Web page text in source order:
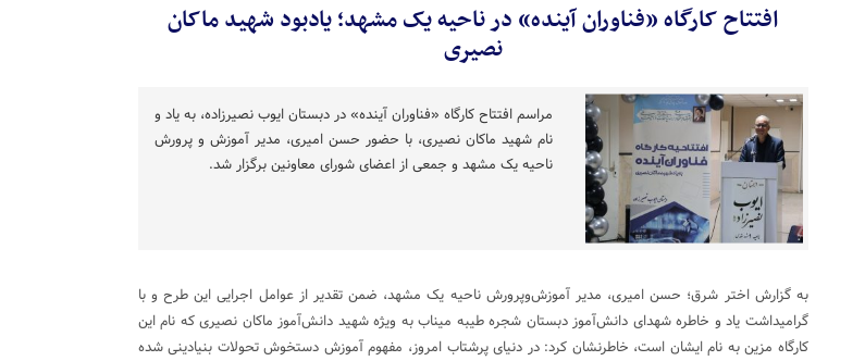
افتتاح کارگاه «فناوران آینده» در ناحیه یک مشهد؛ یادبود شهید ماکان
نصیری
مراسم افتتاح کارگاه «فناوران آینده» در دبستان ایوب نصیرزاده، به یاد و
نام شهید ماکان نصیری، با حضور حسن امیری، مدیر آموزش و پرورش
ناحیه یک مشهد و جمعی از اعضای شورای معاونین برگزار شد.
به گزارش اختر شرق؛ حسن امیری، مدیر آموزش‌وپرورش ناحیه یک مشهد، ضمن تقدیر از عوامل اجرایی این طرح و با
گرامیداشت یاد و خاطره شهدای دانش‌آموز دبستان شجره طیبه میناب به ویژه شهید دانش‌آموز ماکان نصیری که نام این
کارگاه مزین به نام ایشان است، خاطرنشان کرد: در دنیای پرشتاب امروز، مفهوم آموزش دستخوش تحولات بنیادینی شده